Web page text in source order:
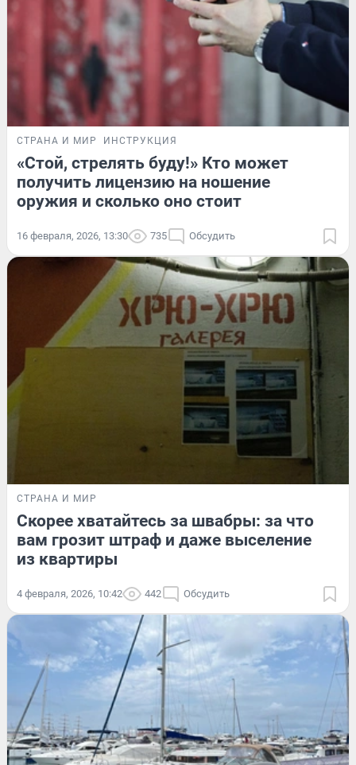
СТРАНА И МИР ИНСТРУКЦИЯ
«Стой, стрелять буду!» Кто может
получить лицензию на ношение
оружия и сколько оно стоит
16 февраля, 2026, 13:30 735 Обсудить
СТРАНА И МИР
Скорее хватайтесь за швабры: за что
вам грозит штраф и даже выселение
из квартиры
4 февраля, 2026, 10:42 442 Обсудить